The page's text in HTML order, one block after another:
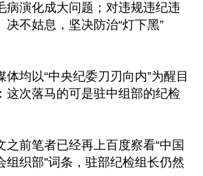
病演化成大问题；对违规违纪违
决不姑息，坚决防治“灯下黑”
均以“中央纪委刀刃向内”为醒目
这次落马的可是驻中组部的纪检
之前笔者已经再上百度察看“中国
组织部”词条，驻部纪检组长仍然